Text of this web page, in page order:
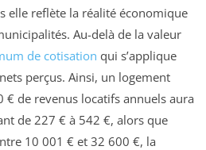
elle reflète la réalité économique
Au-delà de la valeur
de cotisation qui s’applique
nets perçus. Ainsi, un logement
€ de revenus locatifs annuels aura
de 227 € à 542 €, alors que
10 001 € et 32 600 €, la